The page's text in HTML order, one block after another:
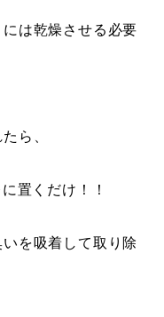
は乾燥させる必要
ら、
置くだけ！！
を吸着して取り除